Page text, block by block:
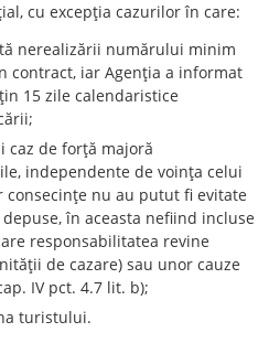
cu excepţia cazurilor în care:
nerealizării numărului minim
contract, iar Agenţia a informat
15 zile calendaristice
caz de forţă majoră
independente de voinţa celui
consecinţe nu au putut fi evitate
în aceasta nefiind incluse
responsabilitatea revine
de cazare) sau unor cauze
IV pct. 4.7 lit. b);
turistului.